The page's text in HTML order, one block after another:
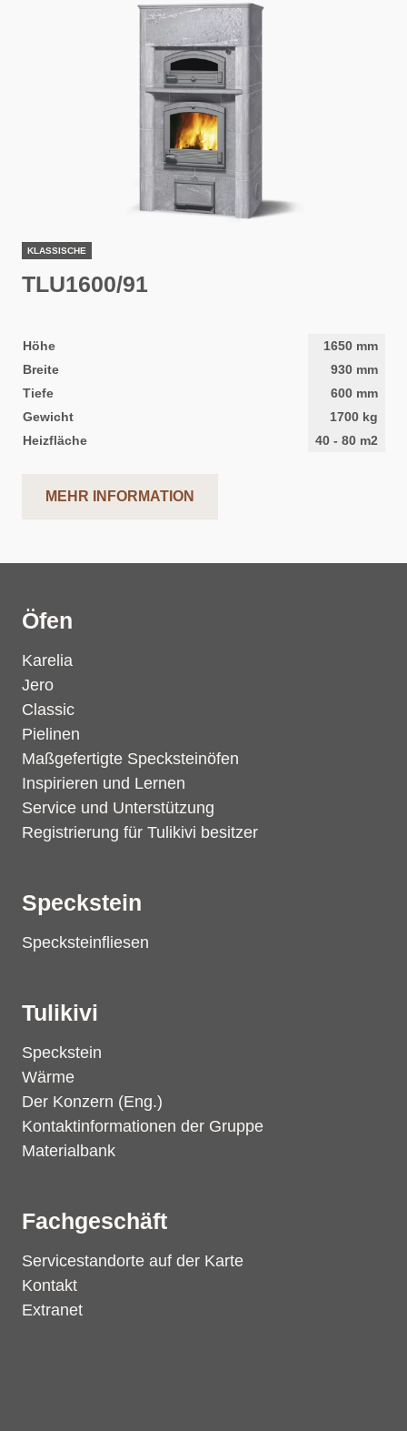
KLASSISCHE
TLU1600/91
Höhe 1650 mm
Breite
930 mm
Tiefe
600 mm
Gewicht
1700 kg
Heizfläche
40 - 80 m2
MEHR INFORMATION
Öfen
Karelia
Jero
Classic
Pielinen
Maßgefertigte Specksteinöfen
Inspirieren und Lernen
Service und Unterstützung
Registrierung für Tulikivi besitzer
Speckstein
Specksteinfliesen
Tulikivi
Speckstein
Wärme
Der Konzern (Eng.)
Kontaktinformationen der Gruppe
Materialbank
Fachgeschäft
Servicestandorte auf der Karte
Kontakt
Extranet